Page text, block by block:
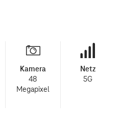
Kamera
48
Megapixel
Netz
5G